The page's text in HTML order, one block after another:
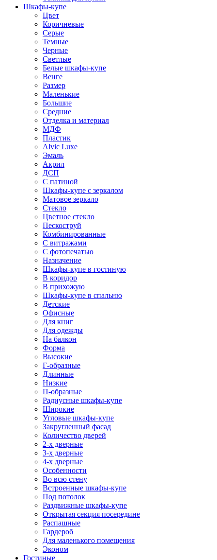
Шкафы-купе
Цвет
Коричневые
Серые
Темные
Черные
Светлые
Белые шкафы-купе
Венге
Размер
Маленькие
Большие
Средние
Отделка и материал
МДФ
Пластик
Alvic Luxe
Эмаль
Акрил
ДСП
С патиной
Шкафы-купе с зеркалом
Матовое зеркало
Стекло
Цветное стекло
Пескоструй
Комбинированные
С витражами
С фотопечатью
Назначение
Шкафы-купе в гостиную
В коридор
В прихожую
Шкафы-купе в спальню
Детские
Офисные
Для книг
Для одежды
На балкон
Форма
Высокие
Г-образные
Длинные
Низкие
П-образные
Радиусные шкафы-купе
Широкие
Угловые шкафы-купе
Закругленный фасад
Количество дверей
2-х дверные
3-х дверные
4-х дверные
Особенности
Во всю стену
Встроенные шкафы-купе
Под потолок
Раздвижные шкафы-купе
Открытая секция посередине
Распашные
Гардероб
Для маленького помещения
Эконом
Гостиные